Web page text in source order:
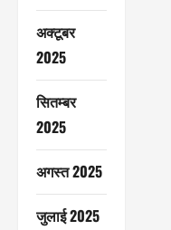
अक्टूबर
2025
सितम्बर
2025
अगस्त 2025
जुलाई 2025